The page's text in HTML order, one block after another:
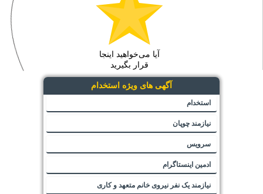
آیا می‌خواهید اینجا
قرار بگیرید
آگهی های ویژه استخدام
استخدام
نیازمند چوپان
سرویس
ادمین اینستاگرام
نیازمند یک نفر نیروی خانم متعهد و کاری